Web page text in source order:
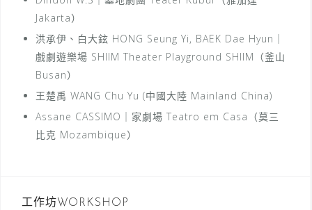
Jakarta）
洪承伊、白大鉉 HONG Seung Yi, BAEK Dae Hyun｜
戲劇遊樂場 SHIIM Theater Playground SHIIM（釜山
Busan）
王楚禹 WANG Chu Yu (中國大陸 Mainland China)
Assane CASSIMO｜家劇場 Teatro em Casa（莫三
比克 Mozambique）
工作坊WORKSHOP